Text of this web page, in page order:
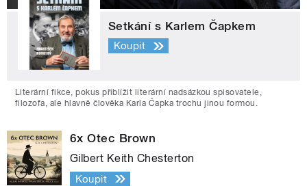
Setkání s Karlem Čapkem
Koupit
Literární fikce, pokus přiblížit literární nadsázkou spisovatele,
filozofa, ale hlavně člověka Karla Čapka trochu jinou formou.
6x Otec Brown
Gilbert Keith Chesterton
Koupit